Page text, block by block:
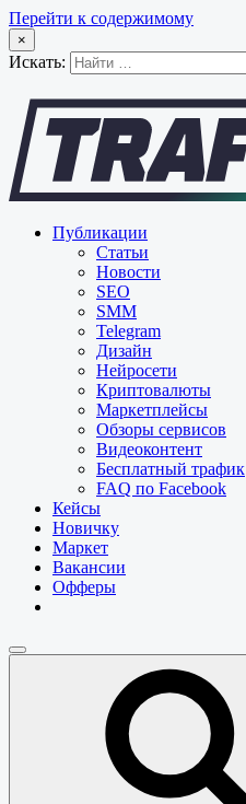
Перейти к содержимому
×
Искать:
Публикации
Статьи
Новости
SEO
SMM
Telegram
Дизайн
Нейросети
Криптовалюты
Маркетплейсы
Обзоры сервисов
Видеоконтент
Бесплатный трафик
FAQ по Facebook
Кейсы
Новичку
Маркет
Вакансии
Офферы